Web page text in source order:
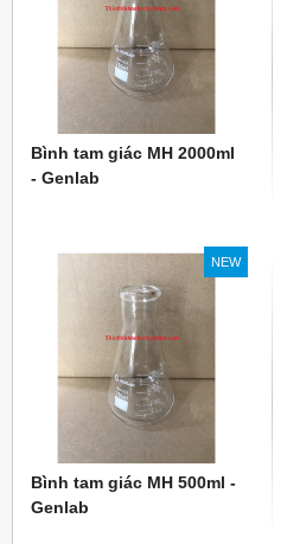
Bình tam giác MH 2000ml
- Genlab
NEW
Bình tam giác MH 500ml -
Genlab